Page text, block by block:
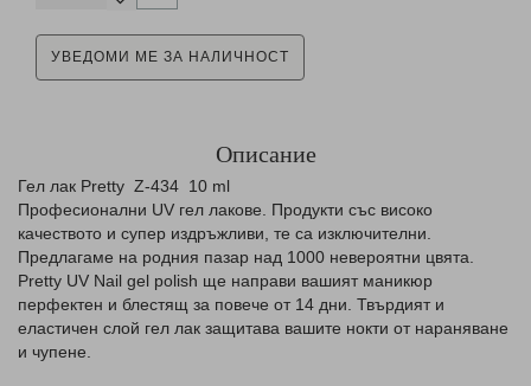
УВЕДОМИ МЕ ЗА НАЛИЧНОСТ
Описание
Гел лак Pretty Z-434 10 ml
Професионални UV гел лаковe. Продукти със високо
качеството и супер издръжливи, те са изключителни.
Предлагаме на родния пазар над 1000 невероятни цвята.
Pretty UV Nail gel polish ще направи вашият маникюр
перфектен и блестящ за повече от 14 дни. Твърдият и
еластичен слой гел лак защитава вашите нокти от нараняване
и чупене.